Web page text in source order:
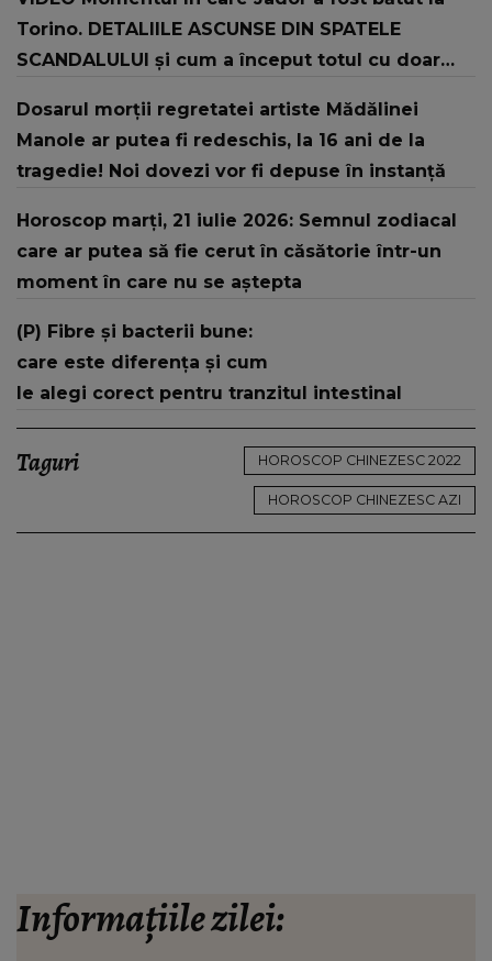
Torino. DETALIILE ASCUNSE DIN SPATELE
SCANDALULUI și cum a început totul cu doar
Dosarul morții regretatei artiste Mădălinei
Manole ar putea fi redeschis, la 16 ani de la
tragedie! Noi dovezi vor fi depuse în instanță
Horoscop marți, 21 iulie 2026: Semnul zodiacal
care ar putea să fie cerut în căsătorie într-un
moment în care nu se aștepta
(P) Fibre și bacterii bune:
care este diferența și cum
le alegi corect pentru tranzitul intestinal
Taguri HOROSCOP CHINEZESC 2022
HOROSCOP CHINEZESC AZI
Informațiile zilei: